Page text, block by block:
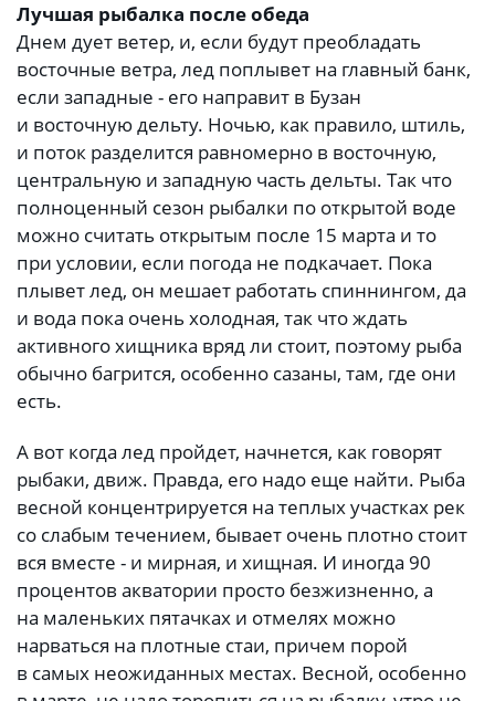
Лучшая рыбалка после обеда
Днем дует ветер, и, если будут преобладать
восточные ветра, лед поплывет на главный банк,
если западные - его направит в Бузан
и восточную дельту. Ночью, как правило, штиль,
и поток разделится равномерно в восточную,
центральную и западную часть дельты. Так что
полноценный сезон рыбалки по открытой воде
можно считать открытым после 15 марта и то
при условии, если погода не подкачает. Пока
плывет лед, он мешает работать спиннингом, да
и вода пока очень холодная, так что ждать
активного хищника вряд ли стоит, поэтому рыба
обычно багрится, особенно сазаны, там, где они
есть.
А вот когда лед пройдет, начнется, как говорят
рыбаки, движ. Правда, его надо еще найти. Рыба
весной концентрируется на теплых участках рек
со слабым течением, бывает очень плотно стоит
вся вместе - и мирная, и хищная. И иногда 90
процентов акватории просто безжизненно, а
на маленьких пятачках и отмелях можно
нарваться на плотные стаи, причем порой
в самых неожиданных местах. Весной, особенно